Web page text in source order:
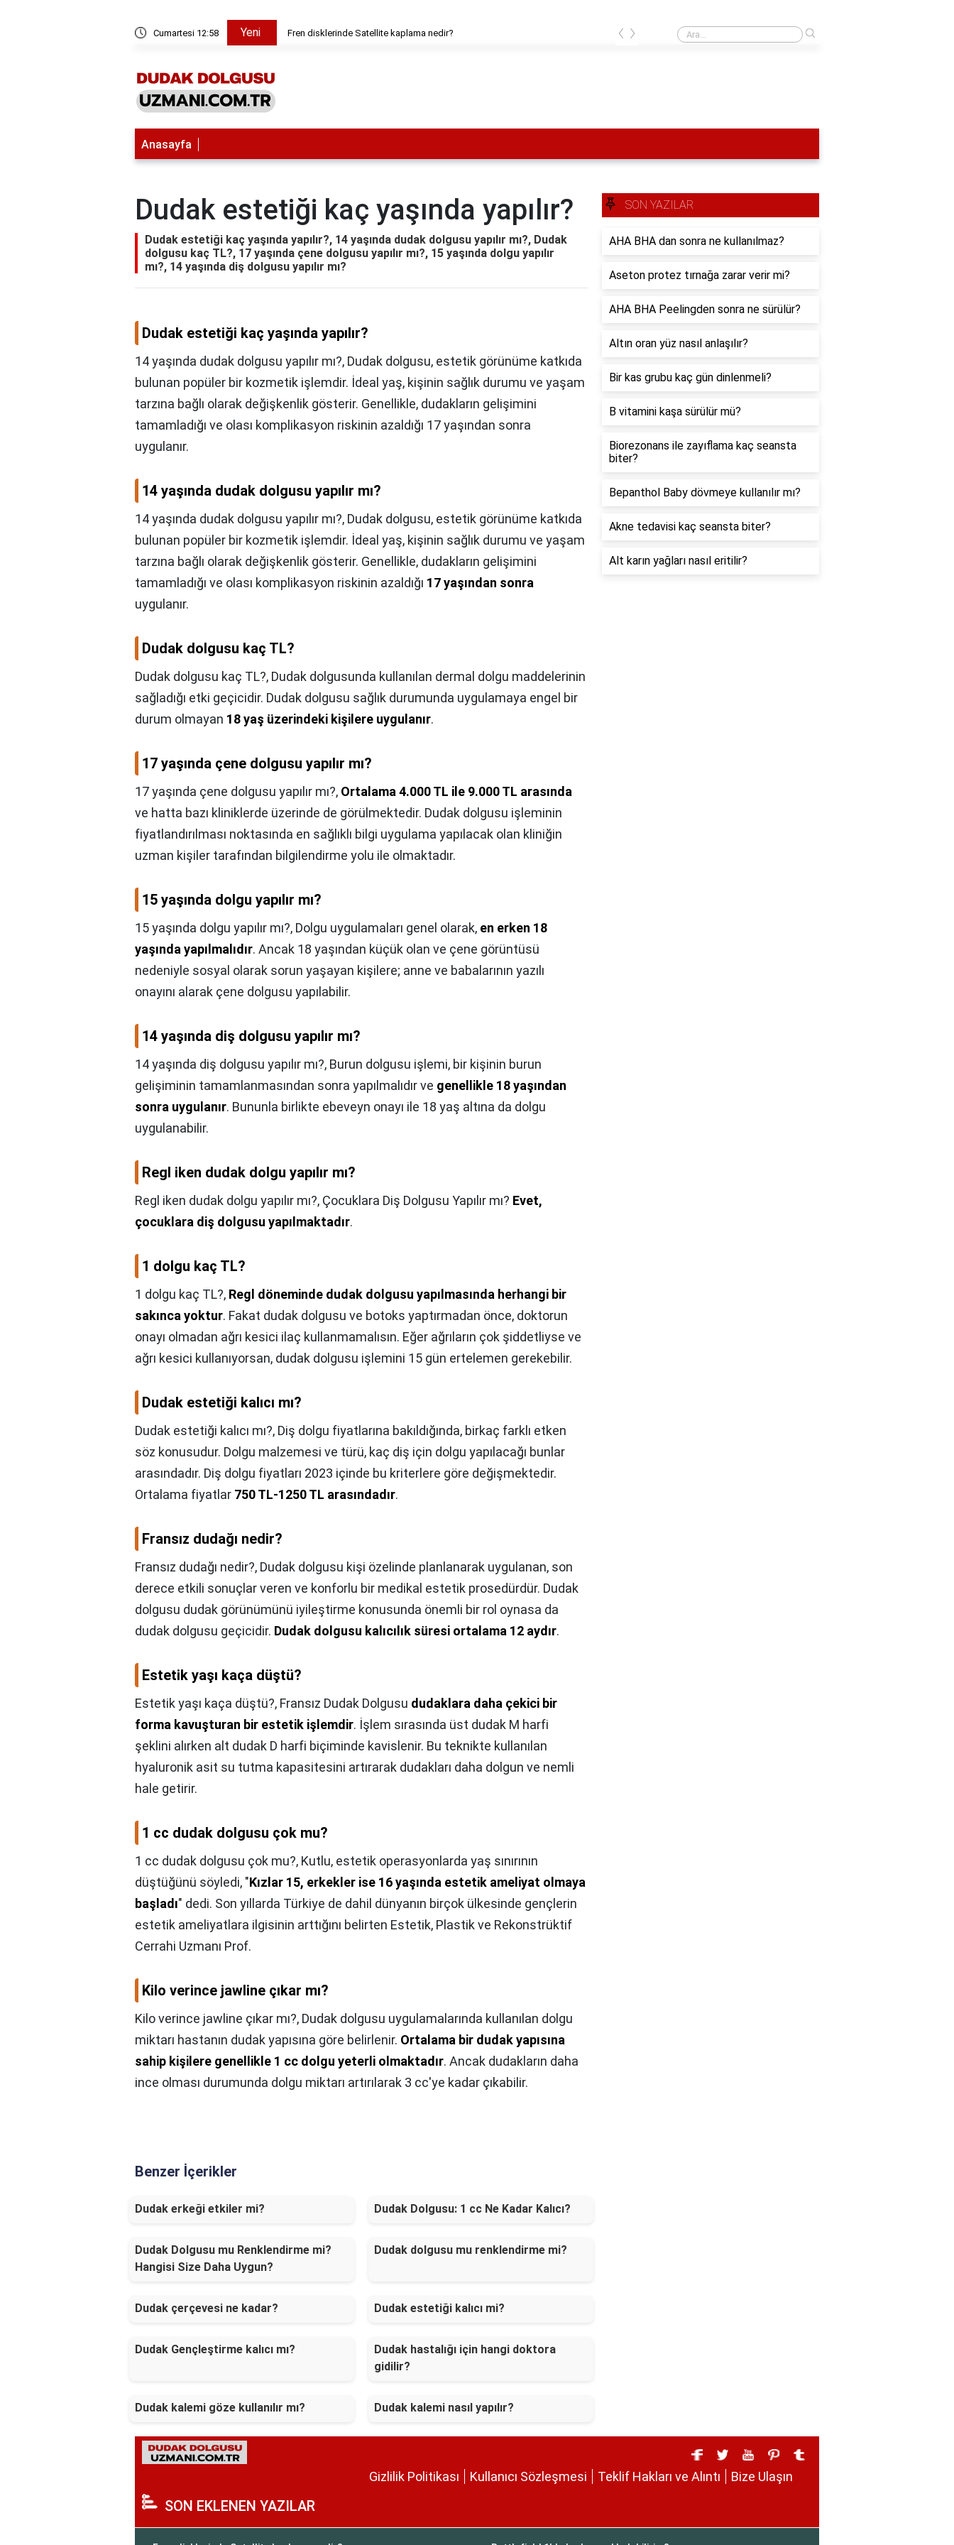
Cumartesi 12:58 Yeni Battlefield 1'de kodu nasıl bulabilirim? Battlefield 1'de kodu nasıl bulabilirim?
‹ ›
Anasayfa
Dudak estetiği kaç yaşında yapılır?
Dudak estetiği kaç yaşında yapılır?, 14 yaşında dudak dolgusu yapılır mı?, Dudak
dolgusu kaç TL?, 17 yaşında çene dolgusu yapılır mı?, 15 yaşında dolgu yapılır
mı?, 14 yaşında diş dolgusu yapılır mı?
Dudak estetiği kaç yaşında yapılır?
14 yaşında dudak dolgusu yapılır mı?, Dudak dolgusu, estetik görünüme katkıda
bulunan popüler bir kozmetik işlemdir. İdeal yaş, kişinin sağlık durumu ve yaşam
tarzına bağlı olarak değişkenlik gösterir. Genellikle, dudakların gelişimini
tamamladığı ve olası komplikasyon riskinin azaldığı 17 yaşından sonra
uygulanır.
14 yaşında dudak dolgusu yapılır mı?
14 yaşında dudak dolgusu yapılır mı?, Dudak dolgusu, estetik görünüme katkıda
bulunan popüler bir kozmetik işlemdir. İdeal yaş, kişinin sağlık durumu ve yaşam
tarzına bağlı olarak değişkenlik gösterir. Genellikle, dudakların gelişimini
tamamladığı ve olası komplikasyon riskinin azaldığı 17 yaşından sonra
uygulanır.
Dudak dolgusu kaç TL?
Dudak dolgusu kaç TL?, Dudak dolgusunda kullanılan dermal dolgu maddelerinin
sağladığı etki geçicidir. Dudak dolgusu sağlık durumunda uygulamaya engel bir
durum olmayan 18 yaş üzerindeki kişilere uygulanır.
17 yaşında çene dolgusu yapılır mı?
17 yaşında çene dolgusu yapılır mı?, Ortalama 4.000 TL ile 9.000 TL arasında
ve hatta bazı kliniklerde üzerinde de görülmektedir. Dudak dolgusu işleminin
fiyatlandırılması noktasında en sağlıklı bilgi uygulama yapılacak olan kliniğin
uzman kişiler tarafından bilgilendirme yolu ile olmaktadır.
15 yaşında dolgu yapılır mı?
15 yaşında dolgu yapılır mı?, Dolgu uygulamaları genel olarak, en erken 18
yaşında yapılmalıdır. Ancak 18 yaşından küçük olan ve çene görüntüsü
nedeniyle sosyal olarak sorun yaşayan kişilere; anne ve babalarının yazılı
onayını alarak çene dolgusu yapılabilir.
14 yaşında diş dolgusu yapılır mı?
14 yaşında diş dolgusu yapılır mı?, Burun dolgusu işlemi, bir kişinin burun
gelişiminin tamamlanmasından sonra yapılmalıdır ve genellikle 18 yaşından
sonra uygulanır. Bununla birlikte ebeveyn onayı ile 18 yaş altına da dolgu
uygulanabilir.
Regl iken dudak dolgu yapılır mı?
Regl iken dudak dolgu yapılır mı?, Çocuklara Diş Dolgusu Yapılır mı? Evet,
çocuklara diş dolgusu yapılmaktadır.
1 dolgu kaç TL?
1 dolgu kaç TL?, Regl döneminde dudak dolgusu yapılmasında herhangi bir
sakınca yoktur. Fakat dudak dolgusu ve botoks yaptırmadan önce, doktorun
onayı olmadan ağrı kesici ilaç kullanmamalısın. Eğer ağrıların çok şiddetliyse ve
ağrı kesici kullanıyorsan, dudak dolgusu işlemini 15 gün ertelemen gerekebilir.
Dudak estetiği kalıcı mı?
Dudak estetiği kalıcı mı?, Diş dolgu fiyatlarına bakıldığında, birkaç farklı etken
söz konusudur. Dolgu malzemesi ve türü, kaç diş için dolgu yapılacağı bunlar
arasındadır. Diş dolgu fiyatları 2023 içinde bu kriterlere göre değişmektedir.
Ortalama fiyatlar 750 TL-1250 TL arasındadır.
Fransız dudağı nedir?
Fransız dudağı nedir?, Dudak dolgusu kişi özelinde planlanarak uygulanan, son
derece etkili sonuçlar veren ve konforlu bir medikal estetik prosedürdür. Dudak
dolgusu dudak görünümünü iyileştirme konusunda önemli bir rol oynasa da
dudak dolgusu geçicidir. Dudak dolgusu kalıcılık süresi ortalama 12 aydır.
Estetik yaşı kaça düştü?
Estetik yaşı kaça düştü?, Fransız Dudak Dolgusu dudaklara daha çekici bir
forma kavuşturan bir estetik işlemdir. İşlem sırasında üst dudak M harfi
şeklini alırken alt dudak D harfi biçiminde kavislenir. Bu teknikte kullanılan
hyaluronik asit su tutma kapasitesini artırarak dudakları daha dolgun ve nemli
hale getirir.
1 cc dudak dolgusu çok mu?
1 cc dudak dolgusu çok mu?, Kutlu, estetik operasyonlarda yaş sınırının
düştüğünü söyledi, "Kızlar 15, erkekler ise 16 yaşında estetik ameliyat olmaya
başladı" dedi. Son yıllarda Türkiye de dahil dünyanın birçok ülkesinde gençlerin
estetik ameliyatlara ilgisinin arttığını belirten Estetik, Plastik ve Rekonstrüktif
Cerrahi Uzmanı Prof.
Kilo verince jawline çıkar mı?
Kilo verince jawline çıkar mı?, Dudak dolgusu uygulamalarında kullanılan dolgu
miktarı hastanın dudak yapısına göre belirlenir. Ortalama bir dudak yapısına
sahip kişilere genellikle 1 cc dolgu yeterli olmaktadır. Ancak dudakların daha
ince olması durumunda dolgu miktarı artırılarak 3 cc'ye kadar çıkabilir.
Benzer İçerikler
Dudak erkeği etkiler mi? Dudak Dolgusu: 1 cc Ne Kadar Kalıcı?
Dudak Dolgusu mu Renklendirme mi?
Hangisi Size Daha Uygun?
Dudak dolgusu mu renklendirme mi?
Dudak çerçevesi ne kadar? Dudak estetiği kalıcı mi?
Dudak Gençleştirme kalıcı mı?
Dudak hastalığı için hangi doktora
gidilir?
Dudak kalemi göze kullanılır mı? Dudak kalemi nasıl yapılır?
SON YAZILAR
AHA BHA dan sonra ne kullanılmaz?
Aseton protez tırnağa zarar verir mi?
AHA BHA Peelingden sonra ne sürülür?
Altın oran yüz nasıl anlaşılır?
Bir kas grubu kaç gün dinlenmeli?
B vitamini kaşa sürülür mü?
Biorezonans ile zayıflama kaç seansta
biter?
Bepanthol Baby dövmeye kullanılır mı?
Akne tedavisi kaç seansta biter?
Alt karın yağları nasıl eritilir?
Gizlilik Politikası Kullanıcı Sözleşmesi Teklif Hakları ve Alıntı Bize Ulaşın
SON EKLENEN YAZILAR